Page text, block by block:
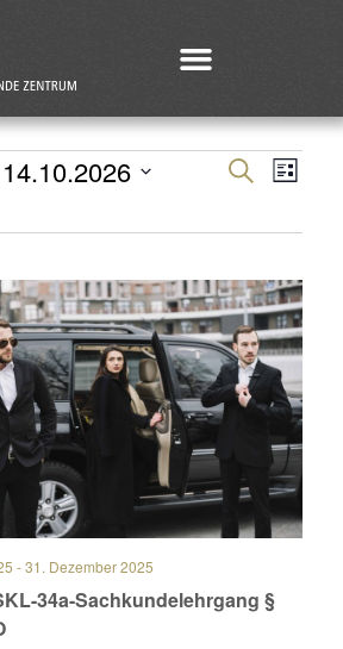
und
SucheListe
14.10.2026
34a-Sachkundelehrgang §
-31. Dezember 2025